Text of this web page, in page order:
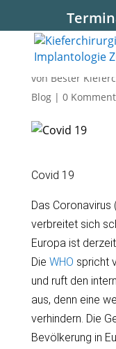
Covid 19
von Bester
Blog| 0
Covid 19
Das Coronavirus
verbreitet sich
Europa ist
Die WHO spricht
und ruft den
aus, denn eine
verhindern. Die
Bevölkerung in